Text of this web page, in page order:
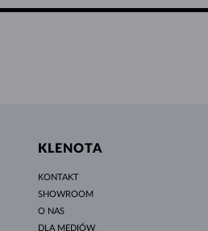
KLENOTA
KONTAKT
SHOWROOM
O NAS
DLA MEDIÓW